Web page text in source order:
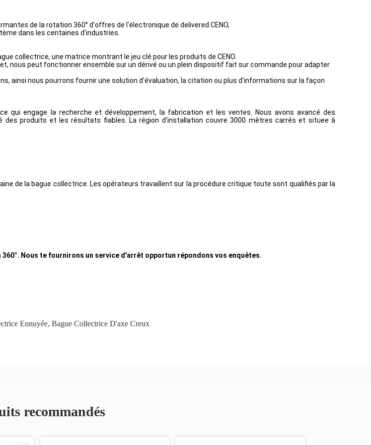
de la rotation 360° d'offres de l'électronique de delivered.CENO,
dans les centaines d'industries.
collectrice, une matrice montrant le jeu clé pour les produits de CENO.
nous peut fonctionner ensemble sur un dérivé ou un plein dispositif fait sur commande pour adapter
ainsi nous pourrons fournir une solution d'évaluation, la citation ou plus d'informations sur la façon
qui engage la recherche et développement, la fabrication et les ventes. Nous avons avancé des
produits et les résultats fiables. La région d'installation couvre 3000 mètres carrés et situee à
de la bague collectrice. Les opérateurs travaillent sur la procédure critique toute sont qualifiés par la
Nous te fournirons un service d'arrêt opportun répondons vos enquêtes.
Ennuyée, Bague Collectrice D'axe Creux
recommandés